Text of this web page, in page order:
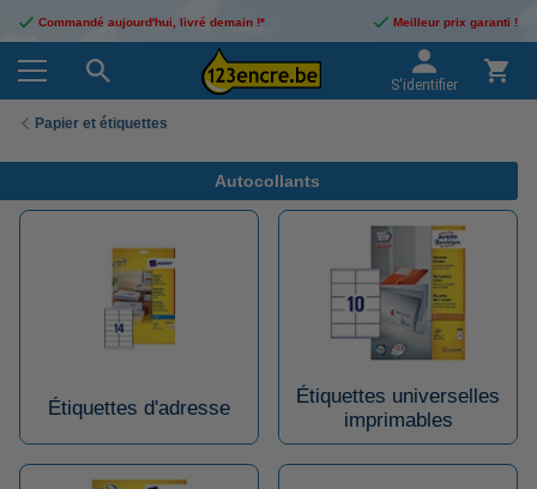
Commandé aujourd'hui, livré demain !* Meilleur prix garanti !
S'identifier
Papier et étiquettes
Autocollants
Étiquettes d'adresse
Étiquettes universelles
imprimables